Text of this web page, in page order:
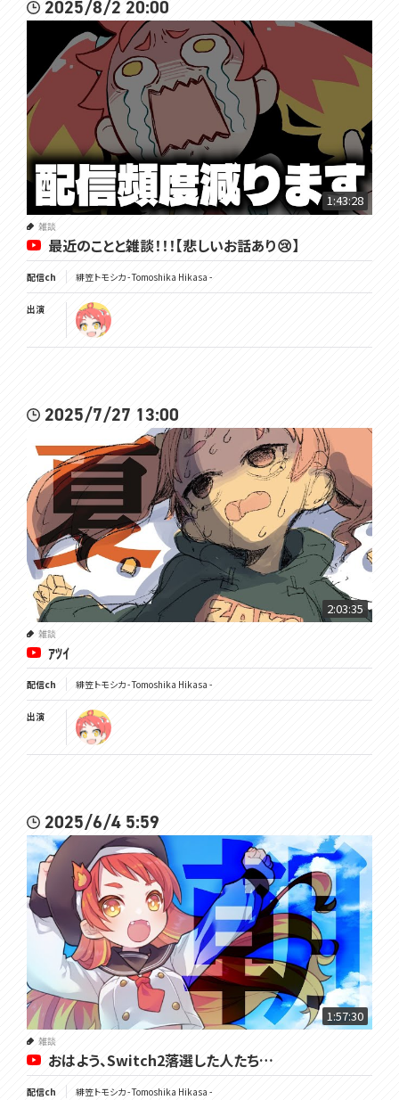
2025/8/2 20:00
1:43:28
雑談
最近のことと雑談！！！【悲しいお話あり😢】
配信ch 緋笠トモシカ - Tomoshika Hikasa -
出演
2025/7/27 13:00
2:03:35
雑談
ｱﾂｲ
配信ch 緋笠トモシカ - Tomoshika Hikasa -
出演
2025/6/4 5:59
1:57:30
雑談
おはよう、Switch2落選した人たち…
配信ch 緋笠トモシカ - Tomoshika Hikasa -